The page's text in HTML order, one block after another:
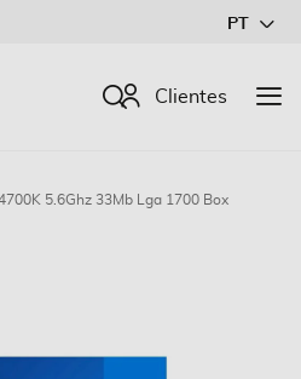
Conteúdo
PT
Procurar
Clientes
5.6Ghz 33Mb Lga 1700 Box